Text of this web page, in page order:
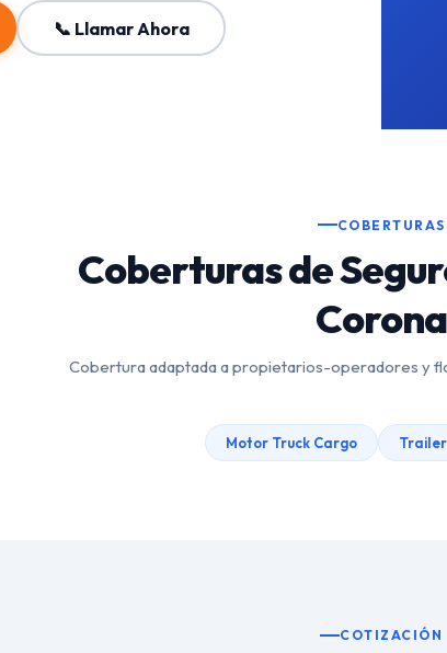
📞 Llamar Ahora
COBERTURAS
Coberturas de
Corona
Cobertura adaptada a propietarios-operadores y
Motor Truck Cargo
COTIZACIÓN